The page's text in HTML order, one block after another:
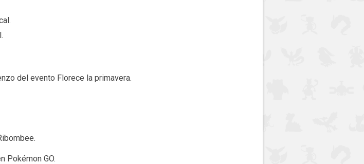
del evento Florece la primavera.
Pokémon GO.